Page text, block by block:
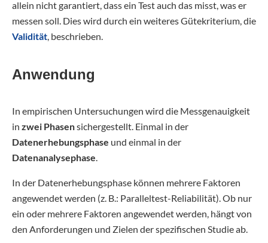
allein nicht garantiert, dass ein Test auch das misst, was er
messen soll. Dies wird durch ein weiteres Gütekriterium, die
Validität, beschrieben.
Anwendung
In empirischen Untersuchungen wird die Messgenauigkeit
in zwei Phasensichergestellt. Einmal in der
Datenerhebungsphase und einmal in der
Datenanalysephase.
In der Datenerhebungsphase können mehrere Faktoren
angewendet werden (z. B.: Paralleltest-Reliabilität). Ob nur
ein oder mehrere Faktoren angewendet werden, hängt von
den Anforderungen und Zielen der spezifischen Studie ab.